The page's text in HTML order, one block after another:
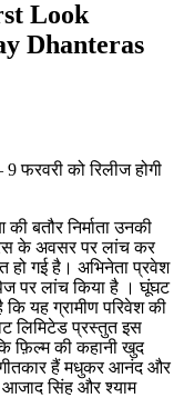
Look
Dhanteras
फरवरी को रिलीज होगी
बतौर निर्माता उनकी
के अवसर पर लांच कर
हो गई है। अभिनेता प्रवेश
पर लांच किया है । घूंघट
यह ग्रामीण परिवेश की
लिमिटेड प्रस्तुत इस
फ़िल्म की कहानी खुद
हैं मधुकर आनंद और
आजाद सिंह और श्याम